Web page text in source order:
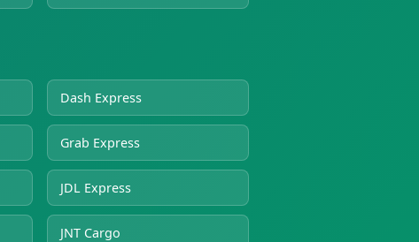
Dash Express
Grab Express
JDL Express
JNT Cargo